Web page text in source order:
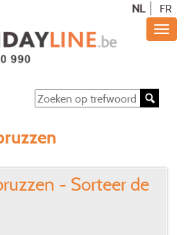
NL FR
- Sorteer de